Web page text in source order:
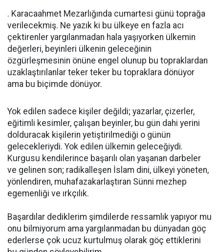
. Karacaahmet Mezarlığında cumartesi günü toprağa
verilecekmiş. Ne yazık ki bu ülkeye en fazla acı
çektirenler yargılanmadan hala yaşıyorken ülkemin
değerleri, beyinleri ülkenin geleceğinin
özgürleşmesinin önüne engel olunup bu topraklardan
uzaklaştırılanlar teker teker bu topraklara dönüyor
ama bu biçimde dönüyor.
Yok edilen sadece kişiler değildi; yazarlar, çizerler,
eğitimli kesimler, çalışan beyinler, bu gün dahi yerini
dolduracak kişilerin yetiştirilmediği o günün
gelecekleriydi. Yok edilen ülkemin geleceğiydi.
Kurgusu kendilerince başarılı olan yaşanan darbeler
ve gelinen son; radikalleşen İslam dini, ülkeyi yöneten,
yönlendiren, muhafazakarlaştıran Sünni mezhep
egemenliği ve ırkçılık.
Başardılar dediklerim şimdilerde ressamlık yapıyor mu
onu bilmiyorum ama yargılanmadan bu dünyadan göç
ederlerse çok ucuz kurtulmuş olarak göç ettiklerini